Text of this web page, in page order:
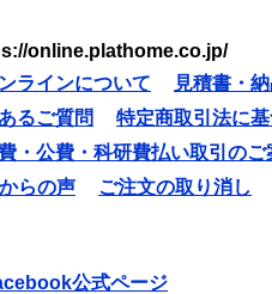
online.plathome.co.jp/
ラインについて
見積書・
るご質問
特定商取引法に
・公費・科研費払い取引のご
らの声 ご注文の取り消し
公式ページ